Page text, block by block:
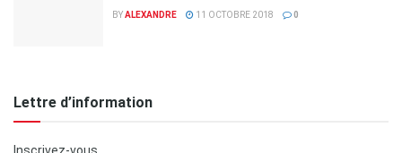
BYALEXANDRE 11 OCTOBRE 2018 0
Lettre d’information
Inscrivez-vous